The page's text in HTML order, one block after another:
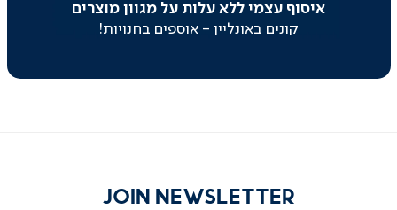
(129)
איסוף עצמי ללא עלות על מגוון מוצרים
קונים באונליין - אוספים בחנויות!
JOIN NEWSLETTER